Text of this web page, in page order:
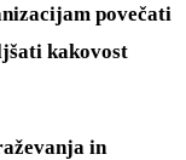
povečati
kakovost
in